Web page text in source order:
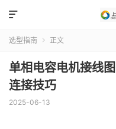

选型指南  正文
单相电容电机接线
连接技巧
2025-06-13